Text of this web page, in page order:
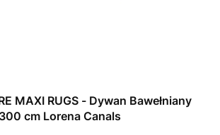
MAXI RUGS - Dywan Bawełniany
200x300 cm Lorena Canals